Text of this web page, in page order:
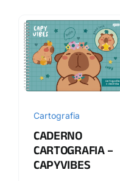
Cartografia
CADERNO
CARTOGRAFIA –
CAPYVIBES